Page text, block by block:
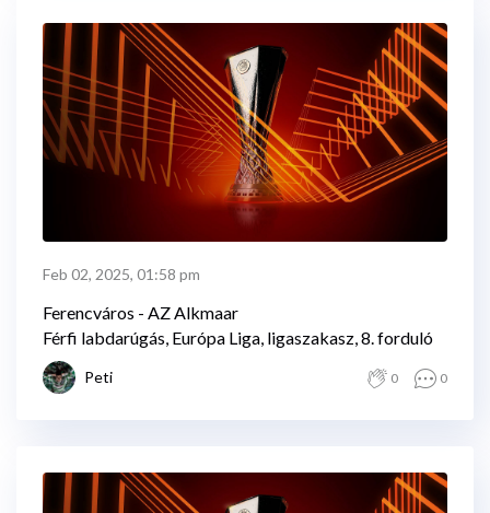
Feb 02, 2025, 01:58 pm
Ferencváros - AZ Alkmaar
Férfi labdarúgás, Európa Liga, ligaszakasz, 8. forduló
Peti 0 0